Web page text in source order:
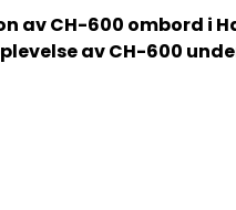
av CH-600 ombord i
av CH-600